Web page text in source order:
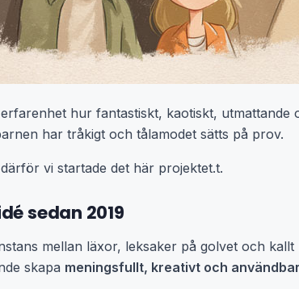
hur fantastiskt, kaotiskt,
har tråkigt och tålamodet sätts på prov.
vi startade det här projektet.t.
sedan 2019
mellan läxor, leksaker på golvet och kallt
skapa meningsfullt, kreativt och